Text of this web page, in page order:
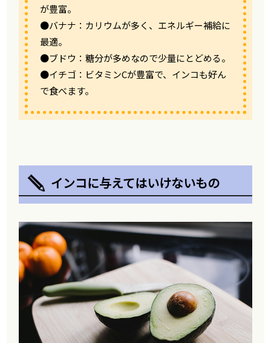
が豊富。
●バナナ：カリウムが多く、エネルギー補給に
最適。
●ブドウ：糖分が多めなので少量にとどめる。
●イチゴ：ビタミンCが豊富で、インコも好ん
で食べます。
インコに与えてはいけないもの